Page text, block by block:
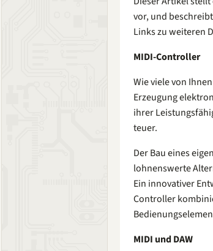
vor, und
Links zu weiteren
MIDI-Controller
Wie viele von
Erzeugung
ihrer
teuer.
Der Bau eines
lohnenswerte
Ein innovativer
Controller
MIDI und DAW